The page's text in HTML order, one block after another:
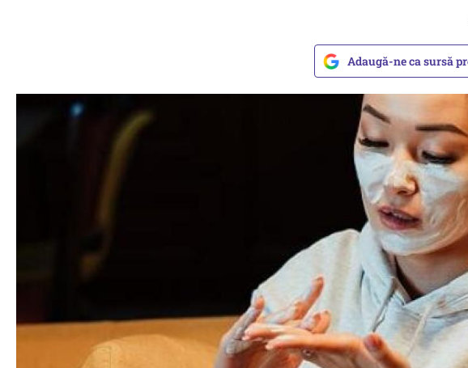
Adaugă-ne ca sursă